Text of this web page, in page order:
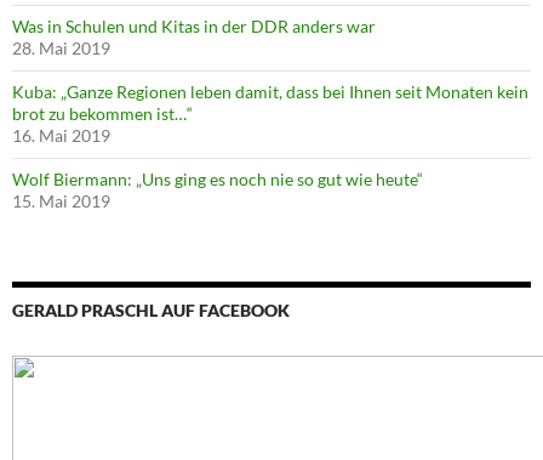
Was in Schulen und Kitas in der DDR anders war
28. Mai 2019
Kuba: „Ganze Regionen leben damit, dass bei Ihnen seit Monaten kein
brot zu bekommen ist…“
16. Mai 2019
Wolf Biermann: „Uns ging es noch nie so gut wie heute“
15. Mai 2019
GERALD PRASCHL AUF FACEBOOK